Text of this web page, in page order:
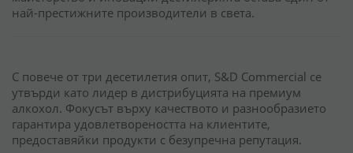
най-престижните производители в света.
С повече от три десетилетия опит, S&D Commercial се
утвърди като лидер в дистрибуцията на премиум
алкохол. Фокусът върху качеството и разнообразието
гарантира удовлетвореността на клиентите,
предоставяйки продукти с безупречна репутация.